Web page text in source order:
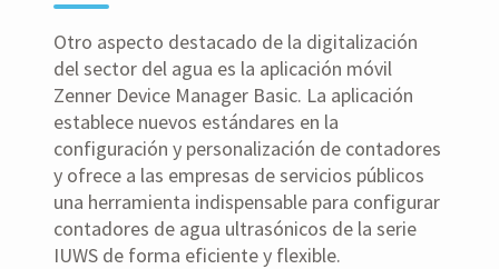
Otro aspecto destacado de la digitalización
del sector del agua es la aplicación móvil
Zenner Device Manager Basic. La aplicación
establece nuevos estándares en la
configuración y personalización de contadores
y ofrece a las empresas de servicios públicos
una herramienta indispensable para configurar
contadores de agua ultrasónicos de la serie
IUWS de forma eficiente y flexible.